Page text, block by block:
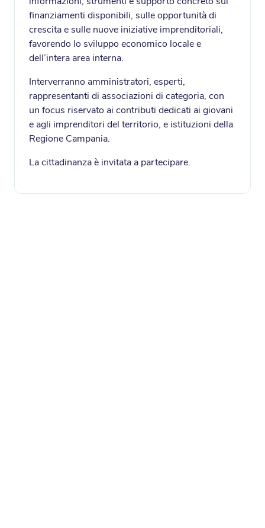
finanziamenti disponibili, sulle opportunità di
crescita e sulle nuove iniziative imprenditoriali,
favorendo lo sviluppo economico locale e
dell’intera area interna.
Interverranno amministratori, esperti,
rappresentanti di associazioni di categoria, con
un focus riservato ai contributi dedicati ai giovani
e agli imprenditori del territorio, e istituzioni della
Regione Campania.
La cittadinanza è invitata a partecipare.